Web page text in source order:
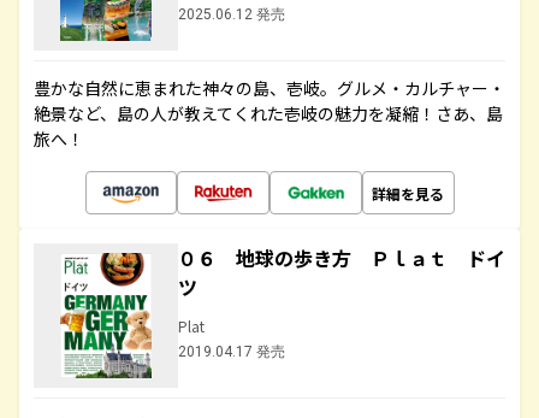
2025.06.12 発売
豊かな自然に恵まれた神々の島、壱岐。グルメ・カルチャー・
絶景など、島の人が教えてくれた壱岐の魅力を凝縮！さあ、島
旅へ！
詳細を見る
０６ 地球の歩き方 Ｐｌａｔ ドイ
ツ
Plat
2019.04.17 発売